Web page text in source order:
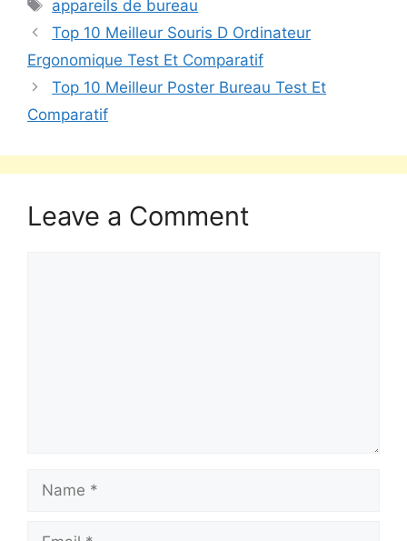
appareils de bureau
Top 10 Meilleur Souris D Ordinateur
Ergonomique Test Et Comparatif
Top 10 Meilleur Poster Bureau Test Et
Comparatif
Leave a Comment